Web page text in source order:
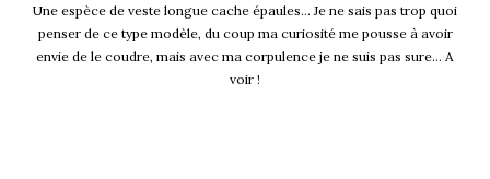
Une espèce de veste longue cache épaules... Je ne sais pas trop quoi
penser de ce type modèle, du coup ma curiosité me pousse à avoir
envie de le coudre, mais avec ma corpulence je ne suis pas sure... A
voir !